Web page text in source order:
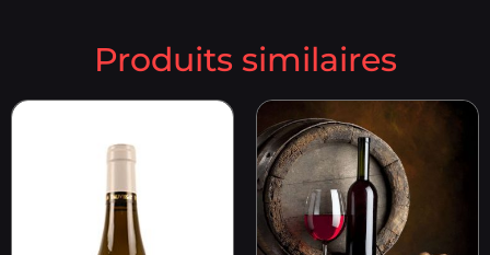
Produits similaires